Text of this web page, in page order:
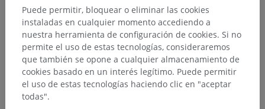
Jerarquía anatómica
Anatomía humana 1
Anatomia general> Partes del cuerpo humano>
Cabeza
Puede permitir, bloquear o eliminar las cookies
instaladas en cualquier momento accediendo a
nuestra herramienta de configuración de cookies. Si no
permite el uso de estas tecnologías, consideraremos
que también se opone a cualquier almacenamiento de
cookies basado en un interés legítimo. Puede permitir
el uso de estas tecnologías haciendo clic en "aceptar
todas".